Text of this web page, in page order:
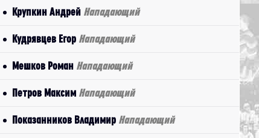
Крупкин Андрей Нападающий
Кудрявцев Егор Нападающий
Мешков Роман Нападающий
Петров Максим Нападающий
Показанников Владимир Нападающий